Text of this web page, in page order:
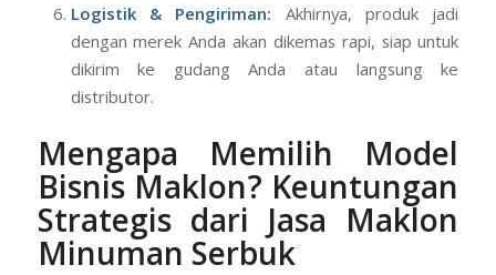
Logistik & Pengiriman: Akhirnya, produk jadi
dengan merek Anda akan dikemas rapi, siap untuk
dikirim ke gudang Anda atau langsung ke
distributor.
Mengapa Memilih Model
Bisnis Maklon? Keuntungan
Strategis dari Jasa Maklon
Minuman Serbuk